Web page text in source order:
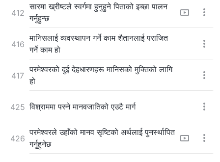
412
सारमा ख्रीष्टले स्वर्गमा हुनुहुने पिताको इच्छा पालन
गर्नुहुन्छ
416
मानिसलाई व्यवस्थापन गर्ने काम शैतानलाई पराजित
गर्ने काम हो
417
परमेश्‍वरको दुई देहधारणहरू मानिसको मुक्तिको लागि
हो
425 विश्राममा पस्ने मानवजातिको एउटै मार्ग
426
परमेश्‍वरले उहाँको मानव सृष्टिको अर्थलाई पुनर्स्थापित
गर्नुहुनेछ